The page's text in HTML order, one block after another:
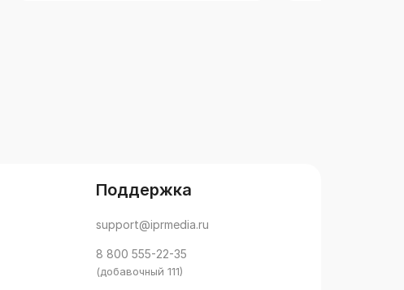
Поддержка
support@iprmedia.ru
8 800 555-22-35
(добавочный 111)